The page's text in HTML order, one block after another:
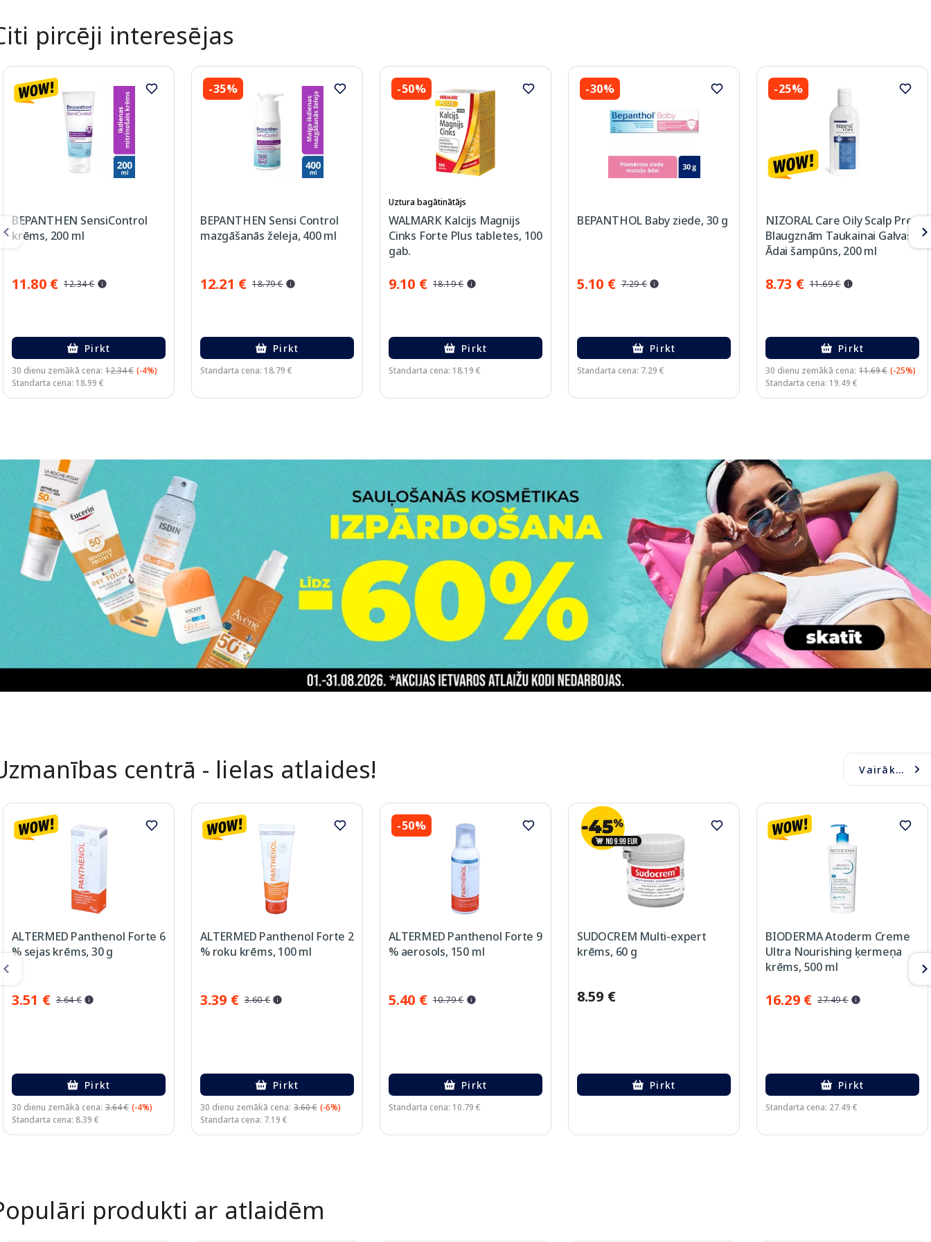
pircēji interesējas
BEPANTHEN SensiControl
krēms, 200 ml
11.80 € 12.34 €
Pirkt
30 dienu zemākā cena: 12.34 € (-4%)
Standarta cena: 18.99 €
-35%
BEPANTHEN Sensi Control
mazgāšanās želeja, 400 ml
12.21 € 18.79 €
Pirkt
Standarta cena: 18.79 €
-50%
Uztura bagātinātājs
WALMARK Kalcijs Magnijs
Cinks Forte Plus tabletes, 100
gab.
9.10 € 18.19 €
Pirkt
Standarta cena: 18.19 €
-30%
BEPANTHOL Baby ziede, 30 g
5.10 € 7.29 €
Pirkt
Standarta cena: 7.29 €
-25%
NIZORAL Care Oily Scalp Pret
Blaugznām Taukainai Galvas
Ādai šampūns, 200 ml
8.73 € 11.69 €
Pirkt
30 dienu zemākā cena: 11.69 € (-25%)
Standarta cena: 19.49 €
centrā - lielas atlaides! Vairāk...
ALTERMED Panthenol Forte 6
% sejas krēms, 30 g
3.51 € 3.64 €
Pirkt
30 dienu zemākā cena: 3.64 € (-4%)
Standarta cena: 8.39 €
ALTERMED Panthenol Forte 2
% roku krēms, 100 ml
3.39 € 3.60 €
Pirkt
30 dienu zemākā cena: 3.60 € (-6%)
Standarta cena: 7.19 €
-50%
ALTERMED Panthenol Forte 9
% aerosols, 150 ml
5.40 € 10.79 €
Pirkt
Standarta cena: 10.79 €
SUDOCREM Multi-expert
krēms, 60 g
8.59 €
Pirkt
BIODERMA Atoderm Creme
Ultra Nourishing ķermeņa
krēms, 500 ml
16.29 € 27.49 €
Pirkt
Standarta cena: 27.49 €
produkti ar atlaidēm